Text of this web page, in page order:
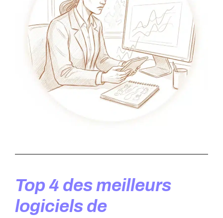
Top 4 des meilleurs
logiciels de